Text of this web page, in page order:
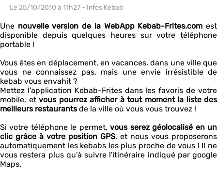
Le 25/10/2010 à 11h27 - Infos Kebab
Une nouvelle version de la WebApp Kebab-Frites.com est
disponible depuis quelques heures sur votre téléphone
portable !
Vous êtes en déplacement, en vacances, dans une ville que
vous ne connaissez pas, mais une envie irrésistible de
kebab vous envahit ?
Mettez l'application Kebab-Frites dans les favoris de votre
mobile, et vous pourrez afficher à tout moment la liste des
meilleurs restaurantsde la ville où vous vous trouvez !
Si votre téléphone le permet,vous serez géolocalisé en un
clic grâce à votre position GPS, et nous vous proposerons
automatiquement les kebabs les plus proche de vous ! Il ne
vous restera plus qu'à suivre l'itinéraire indiqué par google
Maps.